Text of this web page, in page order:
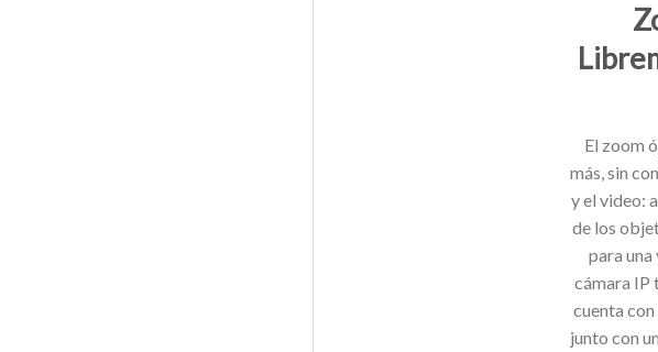
El zoom
más, sin
y el video:
de los
para una
cámara IP
cuenta
junto con